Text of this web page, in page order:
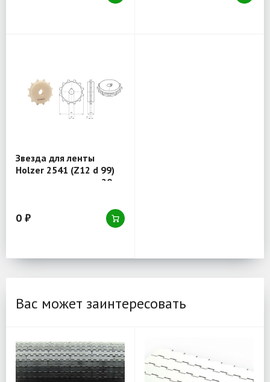
Звезда для ленты
Holzer 2541 (Z12 d 99)
отверстие круглое 20
0 ₽
Вас может заинтересовать